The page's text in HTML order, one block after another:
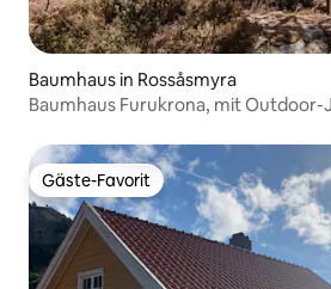
Baumhaus in Rossåsmyra
Baumhaus Furukrona, mit Outdoor-
Gäste-Favorit
Gäste-Favorit